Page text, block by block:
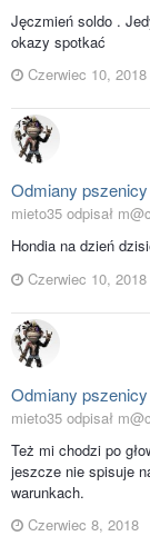
Jęczmień soldo .
okazy spotkać
Czerwiec 10, 2018
Odmiany
mieto35 odpisał
Hondia na dzień
Czerwiec 10, 2018
Odmiany
mieto35 odpisał
Też mi chodzi po
jeszcze nie spisuje
warunkach.
Czerwiec 8, 2018